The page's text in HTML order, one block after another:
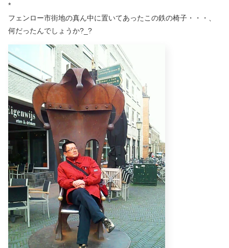
*
フェンロー市街地の真ん中に置いてあったこの鉄の椅子・・・、
何だったんでしょうか?_?